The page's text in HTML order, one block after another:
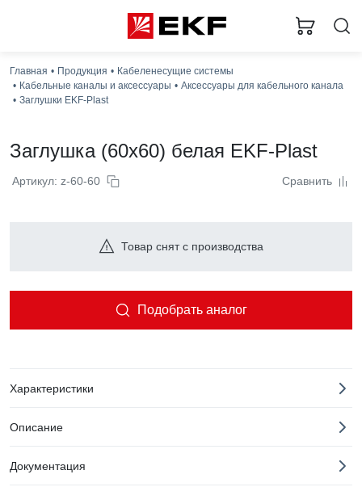
Главная Продукция
Кабеленесущие системы
Кабельные каналы и аксессуары
Аксессуары для кабельного канала
Заглушки EKF-Plast
Заглушка (60x60) белая EKF-Plast
Артикул: z-60-60 Сравнить
Товар снят с производства
Подобрать аналог
Характеристики
Описание
Документация